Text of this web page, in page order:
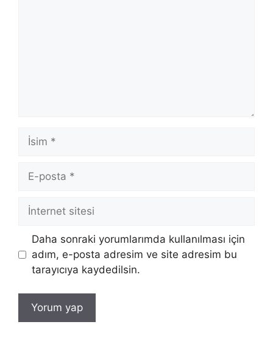
İsim
posta
İnternet
Daha sonraki yorumlarımda kullanılması için
adım, e-posta adresim ve site adresim bu
tarayıcıya kaydedilsin.